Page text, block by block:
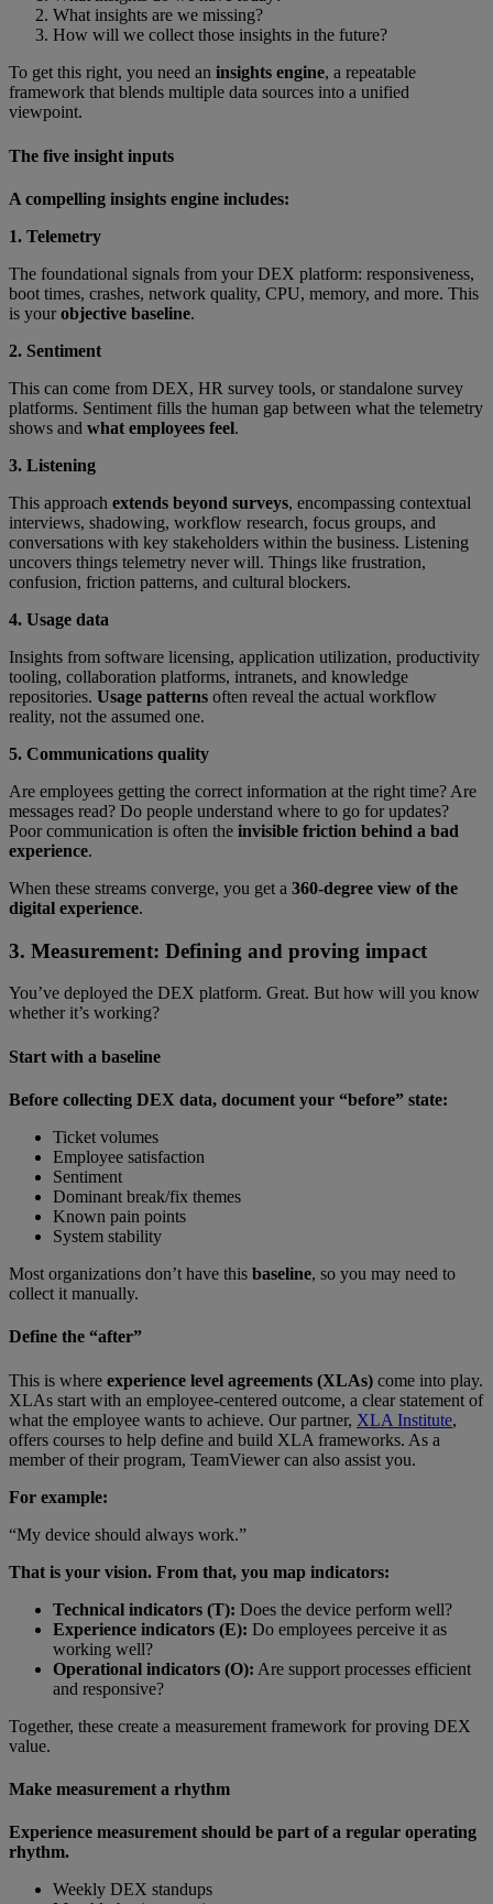
What insights are we missing?
How will we collect those insights in the future?
To get this right, you need an insights engine, a repeatable
framework that blends multiple data sources into a unified
viewpoint.
The five insight inputs
A compelling insights engine includes:
1. Telemetry
The foundational signals from your DEX platform: responsiveness,
boot times, crashes, network quality, CPU, memory, and more. This
is yourobjective baseline.
2. Sentiment
This can come from DEX, HR survey tools, or standalone survey
platforms. Sentiment fills the human gap between what the telemetry
shows and what employees feel.
3. Listening
This approach extends beyond surveys, encompassing contextual
interviews, shadowing, workflow research, focus groups, and
conversations with key stakeholders within the business. Listening
uncovers things telemetry never will. Things like frustration,
confusion, friction patterns, and cultural blockers.
4. Usage data
Insights from software licensing, application utilization, productivity
tooling, collaboration platforms, intranets, and knowledge
repositories. Usage patterns often reveal the actual workflow
reality, not the assumed one.
5. Communications quality
Are employees getting the correct information at the right time? Are
messages read? Do people understand where to go for updates?
Poor communication is often the invisible friction behind a bad
experience.
When these streams converge, you get a 360-degree view of the
digital experience.
3. Measurement: Defining and proving impact
You’ve deployed the DEX platform. Great. But how will you know
whether it’s working?
Start with a baseline
Before collecting DEX data, document your “before” state:
Ticket volumes
Employee satisfaction
Sentiment
Dominant break/fix themes
Known pain points
System stability
Most organizations don’t have this baseline, so you may need to
collect it manually.
Define the “after”
This is where experience level agreements (XLAs) come into play.
XLAs start with an employee-centered outcome, a clear statement of
what the employee wants to achieve. Our partner, XLA Institute,
offers courses to help define and build XLA frameworks. As a
member of their program, TeamViewer can also assist you.
For example:
“My device should always work.”
That is your vision. From that, you map indicators:
Technical indicators (T): Does the device perform well?
Experience indicators (E): Do employees perceive it as
working well?
Operational indicators (O): Are support processes efficient
and responsive?
Together, these create a measurement framework for proving DEX
value.
Make measurement a rhythm
Experience measurement should be part of a regular operating
rhythm.
Weekly DEX standups